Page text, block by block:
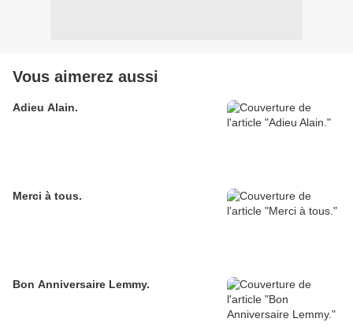
Vous aimerez aussi
Adieu Alain.
Merci à tous.
Bon Anniversaire Lemmy.